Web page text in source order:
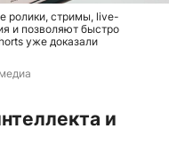
ролики, стримы, live-
и позволяют быстро
уже доказали
и